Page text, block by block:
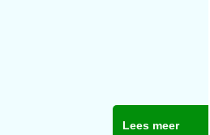
Lees meer